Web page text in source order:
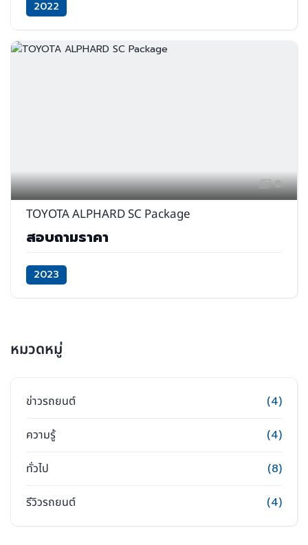
2022
8
TOYOTA ALPHARD SC Package
สอบถามราคา
2023
หมวดหมู่
ข่าวรถยนต์ (4)
ความรู้ (4)
ทั่วไป (8)
รีวิวรถยนต์ (4)